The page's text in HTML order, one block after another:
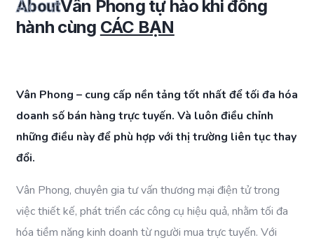
AboutVân Phong tự hào khi đồng
hành cùng CÁC BẠN
Vân Phong – cung cấp nền tảng tốt nhất để tối đa hóa
doanh số bán hàng trực tuyến. Và luôn điều chỉnh
những điều này để phù hợp với thị trường liên tục thay
đổi.
Vân Phong, chuyên gia tư vấn thương mại điện tử trong
việc thiết kế, phát triển các công cụ hiệu quả, nhằm tối đa
hóa tiềm năng kinh doanh từ người mua trực tuyến. Với